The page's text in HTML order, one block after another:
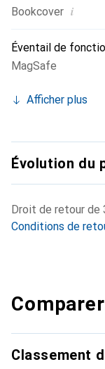
Bookcover i
Éventail de
MagSafe
Afficher plus
Évolution du
Droit de retour de
Conditions de
Classement